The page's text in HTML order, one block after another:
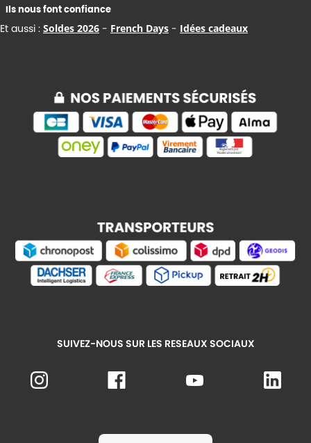
Ils nous font confiance
Et aussi : Soldes 2026 - French Days - Idées cadeaux
SUIVEZ-NOUS SUR LES RESEAUX SOCIAUX